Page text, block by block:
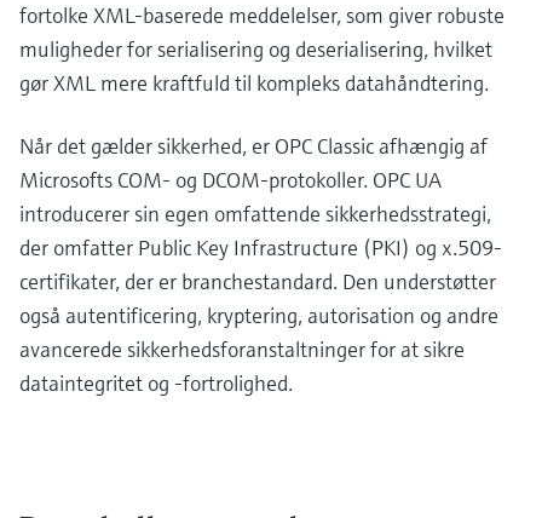
fortolke XML-baserede meddelelser, som giver robuste
muligheder for serialisering og deserialisering, hvilket
gør XML mere kraftfuld til kompleks datahåndtering.
Når det gælder sikkerhed, er OPC Classic afhængig af
Microsofts COM- og DCOM-protokoller. OPC UA
introducerer sin egen omfattende sikkerhedsstrategi,
der omfatter Public Key Infrastructure (PKI) og x.509-
certifikater, der er branchestandard. Den understøtter
også autentificering, kryptering, autorisation og andre
avancerede sikkerhedsforanstaltninger for at sikre
dataintegritet og -fortrolighed.